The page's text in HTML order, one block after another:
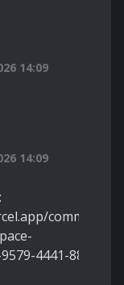
14:09
14:09
4441-88aa-